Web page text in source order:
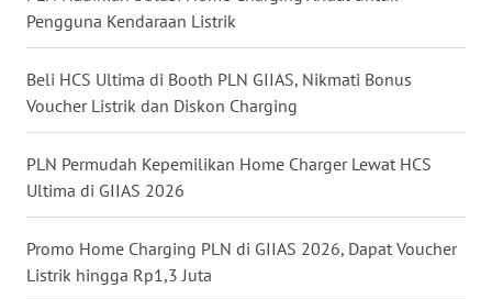
Pengguna Kendaraan Listrik
Beli HCS Ultima di Booth PLN GIIAS, Nikmati Bonus
Voucher Listrik dan Diskon Charging
PLN Permudah Kepemilikan Home Charger Lewat HCS
Ultima di GIIAS 2026
Promo Home Charging PLN di GIIAS 2026, Dapat Voucher
Listrik hingga Rp1,3 Juta
WN
KALTIM
WN
WN
WN
SULUT